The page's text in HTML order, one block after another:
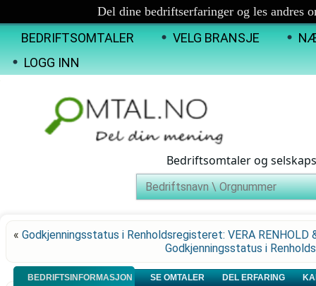
Del dine bedriftserfaringer og les andres
BEDRIFTSOMTALER VELG BRANSJE
LOGG INN
Bedriftsomtaler og
« Godkjenningsstatus i Renholdsregisteret: VERA RENHOLD
Godkjenningsstatus i
BEDRIFTSINFORMASJON SE OMTALER DEL ERFARING